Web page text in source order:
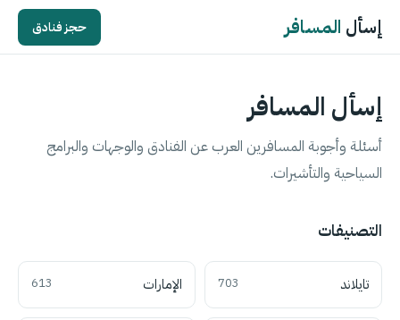
إسأل المسافر حجز فنادق
إسأل المسافر
أسئلة وأجوبة المسافرين العرب عن الفنادق والوجهات والبرامج
السياحية والتأشيرات.
التصنيفات
تايلاند 703 الإمارات 613